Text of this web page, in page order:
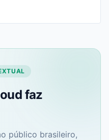
faz
público brasileiro,